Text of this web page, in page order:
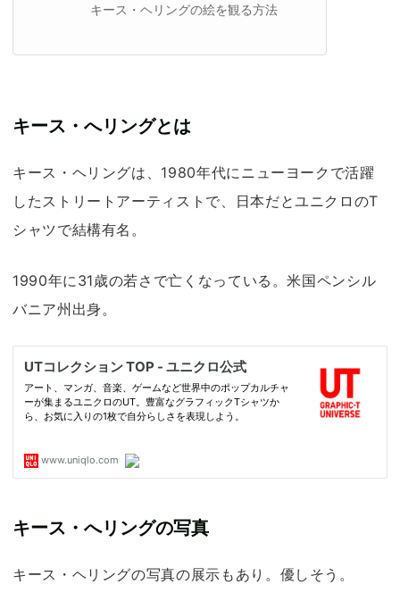
キース・ヘリングの絵を観る方法
キース・へリングとは
キース・ヘリングは、1980年代にニューヨークで活躍
したストリートアーティストで、日本だとユニクロのT
シャツで結構有名。
1990年に31歳の若さで亡くなっている。米国ペンシル
バニア州出身。
キース・へリングの写真
キース・ヘリングの写真の展示もあり。優しそう。